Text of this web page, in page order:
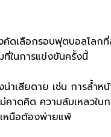
เลือกรอบฟุตบอลโลก
ที่ในการแข่งขันครั้งนี้
เสียดาย เช่น การล้ำ
ดคิด ความล้มเหลวใ
เหนือต้องพ่ายแพ้